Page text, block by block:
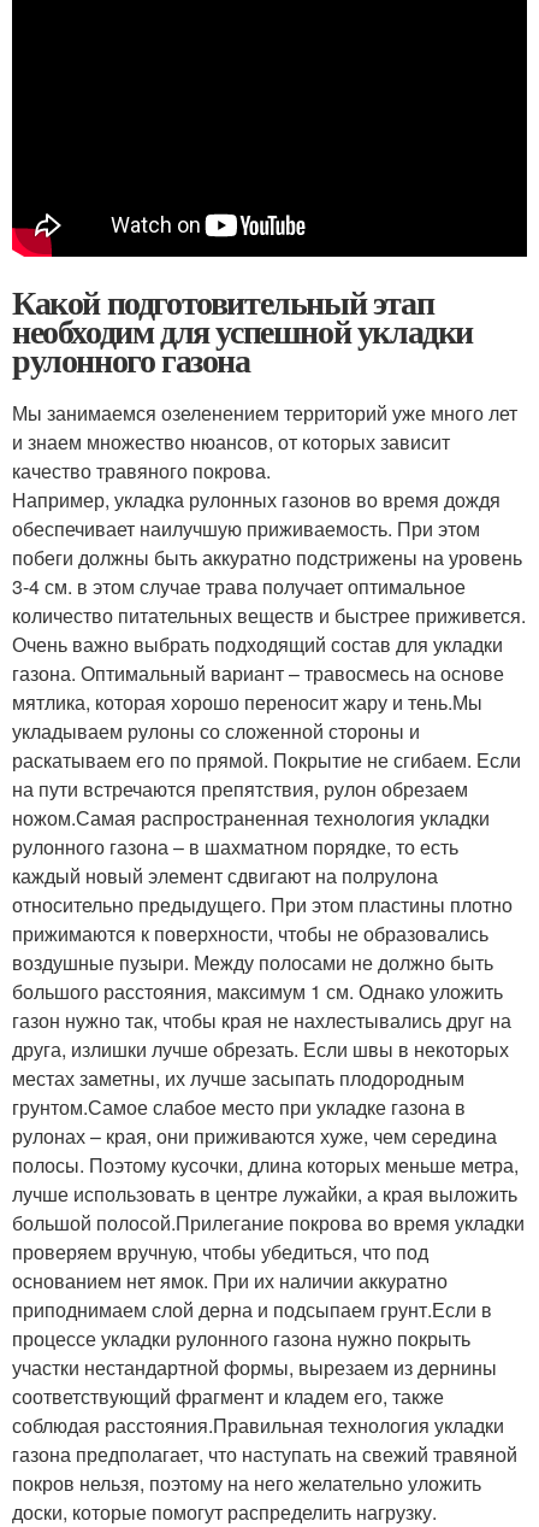
Какой подготовительный этап
необходим для успешной укладки
рулонного газона
Мы занимаемся озеленением территорий уже много лет
и знаем множество нюансов, от которых зависит
качество травяного покрова.
Например, укладка рулонных газонов во время дождя
обеспечивает наилучшую приживаемость. При этом
побеги должны быть аккуратно подстрижены на уровень
3-4 см. в этом случае трава получает оптимальное
количество питательных веществ и быстрее приживется.
Очень важно выбрать подходящий состав для укладки
газона. Оптимальный вариант – травосмесь на основе
мятлика, которая хорошо переносит жару и тень.Мы
укладываем рулоны со сложенной стороны и
раскатываем его по прямой. Покрытие не сгибаем. Если
на пути встречаются препятствия, рулон обрезаем
ножом.Самая распространенная технология укладки
рулонного газона – в шахматном порядке, то есть
каждый новый элемент сдвигают на полрулона
относительно предыдущего. При этом пластины плотно
прижимаются к поверхности, чтобы не образовались
воздушные пузыри. Между полосами не должно быть
большого расстояния, максимум 1 см. Однако уложить
газон нужно так, чтобы края не нахлестывались друг на
друга, излишки лучше обрезать. Если швы в некоторых
местах заметны, их лучше засыпать плодородным
грунтом.Самое слабое место при укладке газона в
рулонах – края, они приживаются хуже, чем середина
полосы. Поэтому кусочки, длина которых меньше метра,
лучше использовать в центре лужайки, а края выложить
большой полосой.Прилегание покрова во время укладки
проверяем вручную, чтобы убедиться, что под
основанием нет ямок. При их наличии аккуратно
приподнимаем слой дерна и подсыпаем грунт.Если в
процессе укладки рулонного газона нужно покрыть
участки нестандартной формы, вырезаем из дернины
соответствующий фрагмент и кладем его, также
соблюдая расстояния.Правильная технология укладки
газона предполагает, что наступать на свежий травяной
покров нельзя, поэтому на него желательно уложить
доски, которые помогут распределить нагрузку.